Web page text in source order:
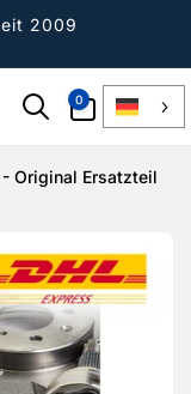
2009
0
Artikel
Original Ersatzteil